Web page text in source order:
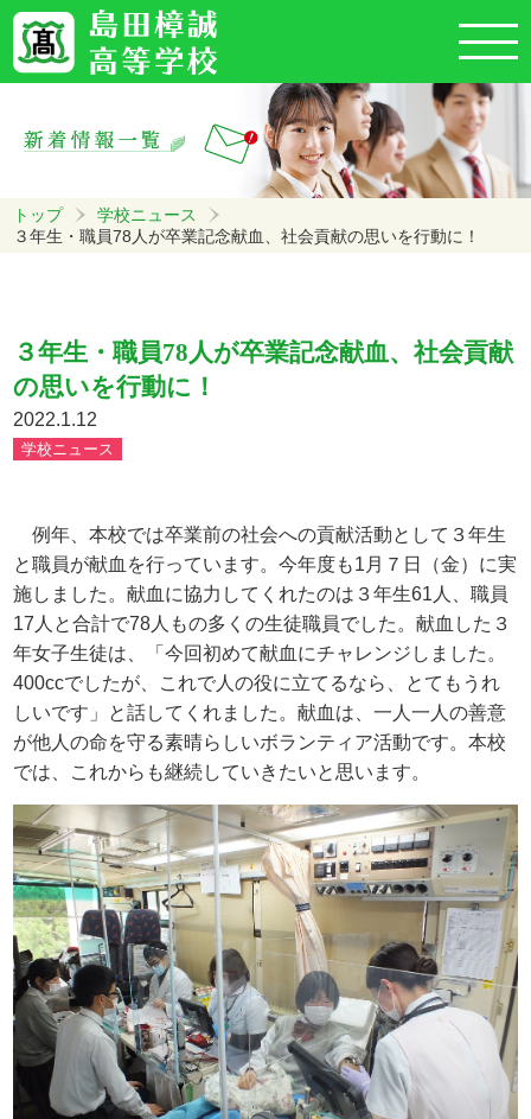
トップ
学校ニュース
３年生・職員78人が卒業記念献血、社会貢献の思いを行動に！
３年生・職員78人が卒業記念献血、社会貢献
の思いを行動に！
2022.1.12
学校ニュース
例年、本校では卒業前の社会への貢献活動として３年生
と職員が献血を行っています。今年度も1 月７日（金）に実
施しました。献血に協力してくれたのは３年生61 人、職員
17 人と合計で78 人もの多くの生徒職員でした。献血した３
年女子生徒は、「今回初めて献血にチャレンジしました。
400ccでしたが、これで人の役に立てるなら、とてもうれ
しいです」と話してくれました。献血は、一人一人の善意
が他人の命を守る素晴らしいボランティア活動です。本校
では、これからも継続していきたいと思います。